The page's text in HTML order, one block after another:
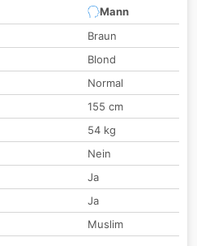
Mann
Braun
Blond
Normal
155 cm
54 kg
Nein
Ja
Ja
Muslim